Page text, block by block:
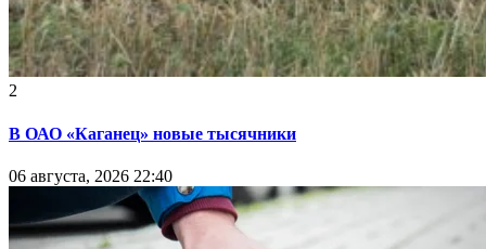
2
В ОАО «Каганец» новые тысячники
06 августа, 2026 22:40